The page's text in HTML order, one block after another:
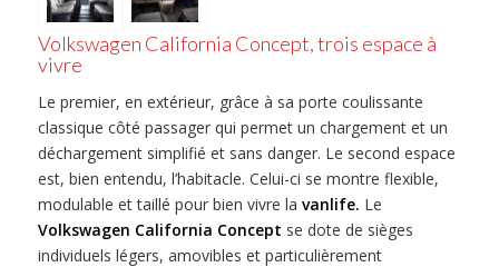
Volkswagen California Concept, trois espace à
vivre
Le premier, en extérieur, grâce à sa porte coulissante
classique côté passager qui permet un chargement et un
déchargement simplifié et sans danger. Le second espace
est, bien entendu, l’habitacle. Celui-ci se montre flexible,
modulable et taillé pour bien vivre la vanlife. Le
Volkswagen California Concept se dote de sièges
individuels légers, amovibles et particulièrement